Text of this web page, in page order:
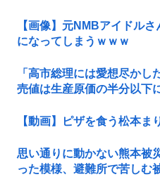
【画像】元NMBアイドル
になってしまうｗｗｗ
「高市総理には愛想尽か
売値は生産原価の半分以下
【動画】ピザを食う松本ま
思い通りに動かない熊本被
った模様、避難所で苦し